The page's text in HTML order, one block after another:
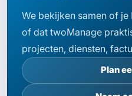
We bekijken samen of
of dat twoManage
projecten, diensten,
Plan